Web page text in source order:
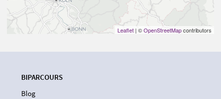
Leaflet | ©OpenStreetMapcontributors
BIPARCOURS
Blog